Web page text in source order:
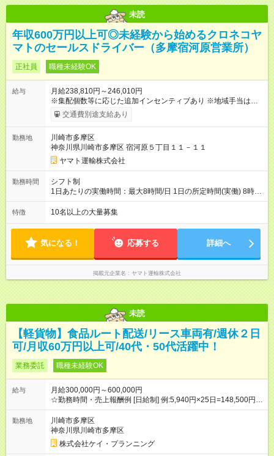
未読
年収600万円以上可◎未経験から始めるクロネコヤ
マトのセールスドライバー（多摩宿河原営業所）
正社員 職種未経験OK
給与
月給238,810円～246,010円
※集配個数等に応じた追加インセンティブあり ※地域手当は居住
地によって異なる 加えて、インセンティブ・超勤手当・通勤手
当・扶養手当など各種手当が充実しています。 【試用期間】試
と同じです。
交通費別途支給あり
勤務地
川崎市多摩区
神奈川県川崎市多摩区 宿河原５丁目１１－１１
ヤマト運輸株式会社
勤務時間
シフト制
1日あたりの実働時間：最大8時間/日 1日の所定時間(実働) 8時
間 週所定40時間 月間所定時間 165時間（残業時間25時間程
度） 年間所定時間 1，976時間（残業時間300時間程度） 【シ
勤務交番表(シフト制／15日締め)により定める ※法定労働時間に
よる管理
特徴 10名以上の大量募集
気になる！ 応募する 詳細へ
掲載元企業名 ヤマト運輸株式会社
未読
【軽貨物】食品ルート配送/リース車両有/週休２日
可/月収60万円以上可/40代・50代活躍中！
業務委託 職種未経験OK
給与
月給300,000円～600,000円
☆勤務時間・売上報酬例 [日給制] 例:5,940円×25日=148,500円※
税込（ショートコース 1日約3時間） 例:15,840円×25日
=396,000円※税込（ロングコース 1日約8時間）など ※上記は
売上報酬の例です。 ※複数のルートを組み合わせて売上報酬を
増やしていきます。 ※月間の売上報酬のご希望は面接時にお話
しください。 【試用期間】試用期間なし
勤務地
川崎市多摩区
神奈川県川崎市多摩区
株式会社ケイ・プランニング